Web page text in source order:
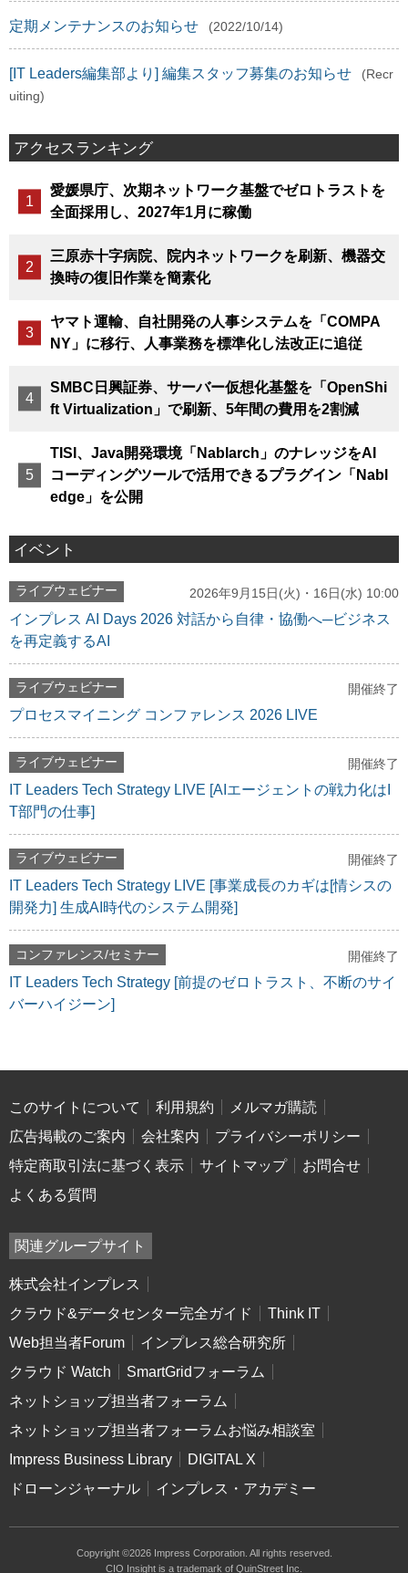
定期メンテナンスのお知らせ (2022/10/14)
[IT Leaders編集部より] 編集スタッフ募集のお知らせ
(Recr
uiting)
アクセスランキング
愛媛県庁、次期ネットワーク基盤でゼロトラストを
全面採用し、2027年1月に稼働
三原赤十字病院、院内ネットワークを刷新、機器交
換時の復旧作業を簡素化
ヤマト運輸、自社開発の人事システムを「COMPA
NY」に移行、人事業務を標準化し法改正に追従
SMBC日興証券、サーバー仮想化基盤を「OpenShi
ft Virtualization」で刷新、5年間の費用を2割減
TISI、Java開発環境「Nablarch」のナレッジをAI
コーディングツールで活用できるプラグイン「Nabl
edge」を公開
イベント
ライブウェビナー 2026年9月15日(火)・16日(水) 10:00
インプレス AI Days 2026 対話から自律・協働へ─ビジネス
を再定義するAI
ライブウェビナー 開催終了
プロセスマイニング コンファレンス 2026 LIVE
ライブウェビナー 開催終了
IT Leaders Tech Strategy LIVE [AIエージェントの戦力化はI
T部門の仕事]
ライブウェビナー 開催終了
IT Leaders Tech Strategy LIVE [事業成長のカギは[情シスの
開発力] 生成AI時代のシステム開発]
コンファレンス/セミナー 開催終了
IT Leaders Tech Strategy [前提のゼロトラスト、不断のサイ
バーハイジーン]
このサイトについて 利用規約
メルマガ購読
広告掲載のご案内
会社案内
プライバシーポリシー
特定商取引法に基づく表示
サイトマップ
お問合せ
よくある質問
関連グループサイト
株式会社インプレス
クラウド&データセンター完全ガイド
Think IT
Web担当者Forum
インプレス総合研究所
クラウド Watch
SmartGridフォーラム
ネットショップ担当者フォーラム
ネットショップ担当者フォーラムお悩み相談室
Impress Business Library
DIGITAL X
ドローンジャーナル
インプレス・アカデミー
Copyright ©2026 Impress Corporation. All rights reserved.
CIO Insight is a trademark of QuinStreet Inc.